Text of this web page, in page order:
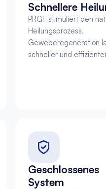
Schnellere
PRGF stimuliert den
Heilungsprozess,
Geweberegeneration
schneller und
Geschlossenes
System